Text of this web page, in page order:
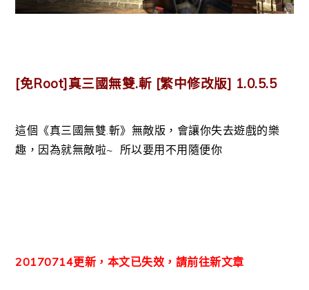
[免Root]真三國無雙.斬 [繁中修改版] 1.0.5.5
這個《真三國無雙.斬》無敵版，會讓你失去遊戲的樂
趣，因為就無敵啦~ 所以要用不用隨便你
20170714更新，本文已失效，請前往新文章